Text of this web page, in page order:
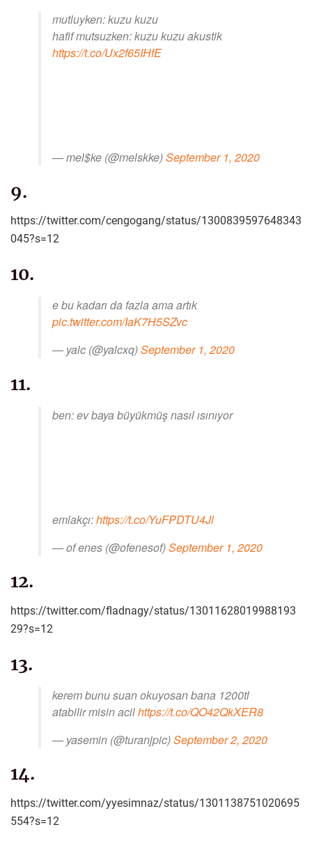
mutluyken: kuzu kuzu
hafif mutsuzken: kuzu kuzu akustik
https://t.co/Ux2f65IHfE
— mel$ke (@melskke)September 1, 2020
9.
https://twitter.com/cengogang/status/1300839597648343
045?s=12
10.
e bu kadarı da fazla ama artık
pic.twitter.com/IaK7H5SZvc
— yalc (@yalcxq)September 1, 2020
11.
ben: ev baya büyükmüş nasıl ısınıyor
emlakçı:https://t.co/YuFPDTU4Jl
— of enes (@ofenesof)September 1, 2020
12.
https://twitter.com/fladnagy/status/13011628019988193
29?s=12
13.
kerem bunu suan okuyosan bana 1200tl
atabilir misin acilhttps://t.co/QO42QkXER8
— yasemin (@turanjpic)September 2, 2020
14.
https://twitter.com/yyesimnaz/status/1301138751020695
554?s=12